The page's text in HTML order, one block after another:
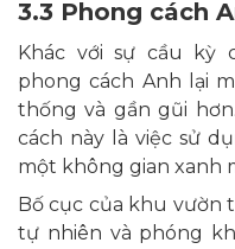
3.3 Phong cách
Khác với sự cầu kỳ
phong cách Anh lại
thống và gần gũi
cách này là việc sử
một không gian xanh
Bố cục của khu vườn
tự nhiên và phóng